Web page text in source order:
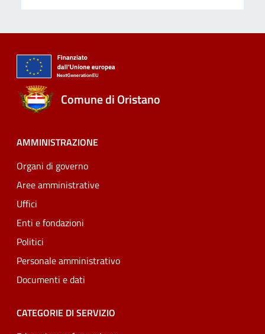
Comune di Oristano
AMMINISTRAZIONE
Organi di governo
Aree amministrative
Uffici
Enti e fondazioni
Politici
Personale amministrativo
Documenti e dati
CATEGORIE DI SERVIZIO